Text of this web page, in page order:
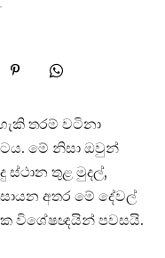
තරම් වටිනා
මේ නිසා ඔවුන්
ස්ථාන තුළ මුදල්,
අතර මේ දේවල්
විශේෂඥයින් පවසයි.